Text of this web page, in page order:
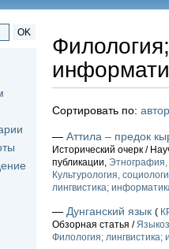
OK
Сортировать по:
— Аттила – предок
Исторический очерк /
публикации, Этнография,
Культурология,
лингвистика;
— Дунганский язык (
Обзорная статья /
Филология; лингвистика;